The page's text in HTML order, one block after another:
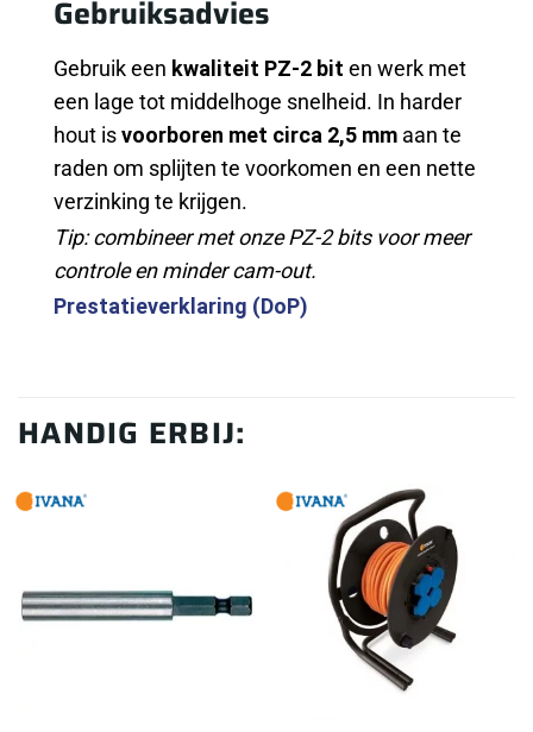
Gebruiksadvies
Gebruik een kwaliteit PZ-2 bit en werk met
een lage tot middelhoge snelheid. In harder
hout isvoorboren met circa 2,5 mm aan te
raden om splijten te voorkomen en een nette
verzinking te krijgen.
Tip: combineer met onze PZ-2 bits voor meer
controle en minder cam-out.
Prestatieverklaring (DoP)
HANDIG ERBIJ: